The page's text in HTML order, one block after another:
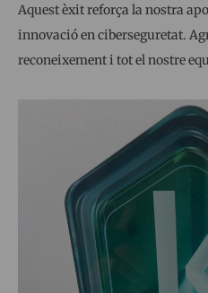
Aquest èxit reforça la nostra
innovació en ciberseguretat.
reconeixement i tot el nostre